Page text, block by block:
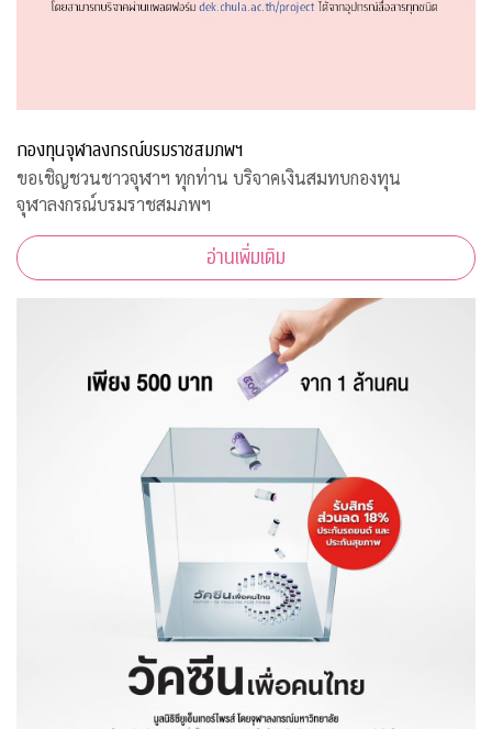
กองทุนจุฬาลงกรณ์บรมราชสมภพฯ
ขอเชิญชวนชาวจุฬาฯ ทุกท่าน บริจาคเงินสมทบกองทุน
จุฬาลงกรณ์บรมราชสมภพฯ
อ่านเพิ่มเติม